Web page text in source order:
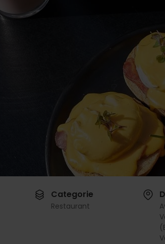
Categorie
Restaurant